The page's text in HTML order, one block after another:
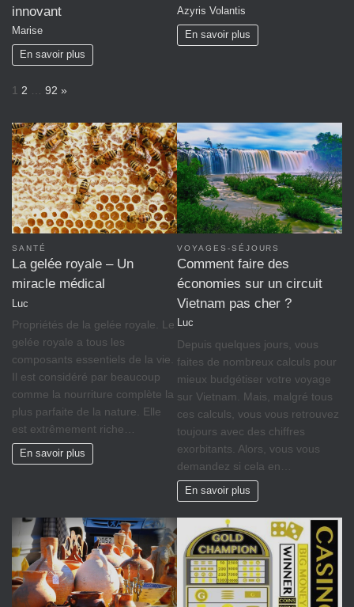
innovant
Marise
En savoir plus
Azyris Volantis
En savoir plus
P
g
e
:
1 2 … 92 N
x
t
»
SANTÉ
La gelée royale – Un
miracle médical
Luc
Propriétés de la gelée royale. Le
gelée royale a tous les
composants essentiels de la vie.
Il est considéré par beaucoup
comme la nourriture complète la
plus parfaite de la nature. Elle
est extrêmement riche…
En savoir plus
VOYAGES-SÉJOURS
Comment faire des
économies sur un circuit
Vietnam pas cher ?
Luc
Depuis quelques jours, vous
faites de nombreux calculs pour
mieux budgétiser votre voyage
sur Vietnam. Mais, malgré tous
ces calculs, vous vous retrouvez
toujours avec des chiffres
exorbitants. Alors, vous vous
demandez si cela en…
En savoir plus